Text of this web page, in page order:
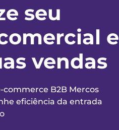
seu
e
vendas
commerce B2B Mercos
eficiência da entrada